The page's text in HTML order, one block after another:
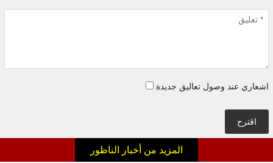
اشعاري عند وصول تعاليق جديدة
اقترح
المزيد من أخبار الناظور